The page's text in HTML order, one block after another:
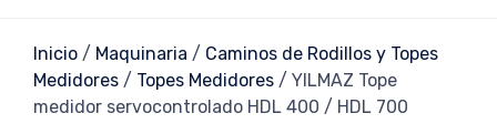
Inicio / Maquinaria / Caminos de Rodillos y Topes
Medidores / Topes Medidores / YILMAZ Tope
medidor servocontrolado HDL 400 / HDL 700